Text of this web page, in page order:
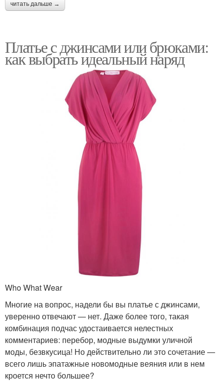
читать дальше →
Платье с джинсами или брюками:
как выбрать идеальный наряд
Who What Wear
Многие на вопрос, надели бы вы платье с джинсами,
уверенно отвечают — нет. Даже более того, такая
комбинация подчас удостаивается нелестных
комментариев: перебор, модные выдумки уличной
моды, безвкусица! Но действительно ли это сочетание —
всего лишь эпатажные новомодные веяния или в нем
кроется нечто большее?